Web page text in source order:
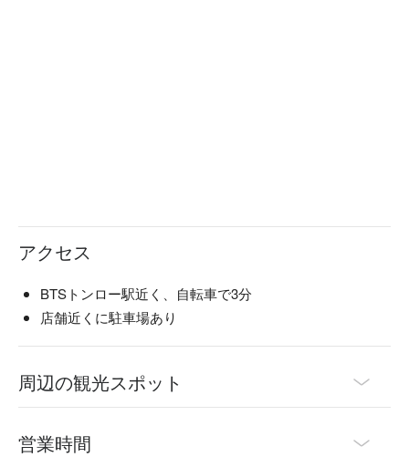
アクセス
BTSトンロー駅近く、自転車で3分
店舗近くに駐車場あり
周辺の観光スポット
営業時間